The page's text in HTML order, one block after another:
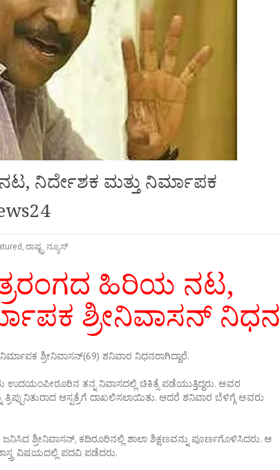
ನಿರ್ದೇಶಕ ಮತ್ತು ನಿರ್ಮಾಪಕ
,ರಾಷ್ಟ್ರ ನ್ಯೂಸ್
ಹಿರಿಯ ನಟ,
ಶ್ರೀನಿವಾಸನ್ ನಿಧನ
ಶ್ರೀನಿವಾಸನ್(69) ಶನಿವಾರ ನಿಧನರಾಗಿದ್ದಾರೆ.
ಉದಯಂಪೀರೂರಿನ ತನ್ನ ನಿವಾಸದಲ್ಲಿ ಚಿಕಿತ್ಸೆ ಪಡೆಯುತ್ತಿದ್ದರು. ಅವರ
ಆಸ್ಪತ್ರೆಗೆ ದಾಖಲಿಸಲಾಯಿತು. ಆದರೆ ಶನಿವಾರ ಬೆಳಿಗ್ಗೆ ಅವರು
ಶ್ರೀನಿವಾಸನ್, ಕದಿರೂರಿನಲ್ಲಿ ಶಾಲಾ ಶಿಕ್ಷಣವನ್ನು ಪೂರ್ಣಗೊಳಿಸಿದರು. ಆ
ವಿಷಯದಲ್ಲಿ ಪದವಿ ಪಡೆದರು.